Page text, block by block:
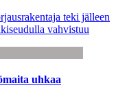
teki jälleen
vahvistuu
uhkaa